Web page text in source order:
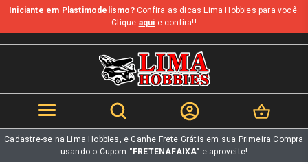
b
Iniciante em Plastimodelismo?Confira as dicas Lima Hobbies para você.
Clique aqui e confira!!
Cadastre-se na Lima Hobbies, e Ganhe Frete Grátis em sua Primeira Compra
usando o Cupom "FRETENAFAIXA" e aproveite!